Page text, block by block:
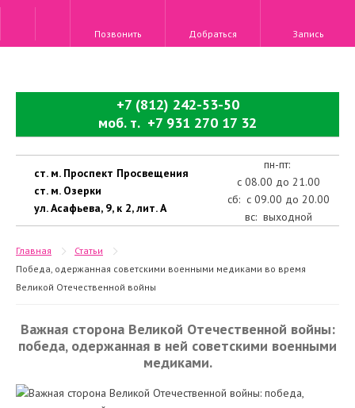
Позвонить Добраться Запись
+7 (812) 242-53-50
моб. т. +7 931 270 17 32
ст. м. Проспект Просвещения
ст. м. Озерки
ул. Асафьева, 9, к 2, лит. А
пн-пт:
с 08.00 до 21.00
сб: с 09.00 до 20.00
вс: выходной
Главная
Статьи
Победа, одержанная советскими военными медиками во время
Великой Отечественной войны
Важная сторона Великой Отечественной войны:
победа, одержанная в ней советскими военными
медиками.